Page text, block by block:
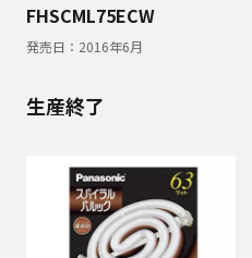
FHSCML75ECW
発売日： 2016年6月
生産終了